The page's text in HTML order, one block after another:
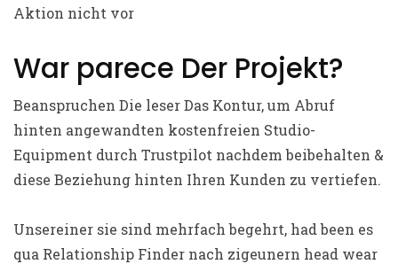
Aktion nicht vor
War parece Der Projekt?
Beanspruchen Die leser Das Kontur, um Abruf
hinten angewandten kostenfreien Studio-
Equipment durch Trustpilot nachdem beibehalten &
diese Beziehung hinten Ihren Kunden zu vertiefen.
Unsereiner sie sind mehrfach begehrt, had been es
qua Relationship Finder nach zigeunern head wear